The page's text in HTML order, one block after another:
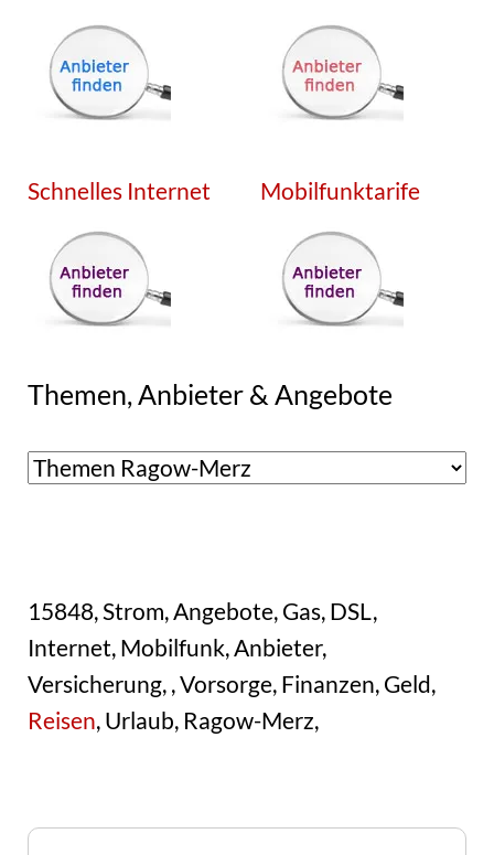
Schnelles Internet Mobilfunktarife
Themen, Anbieter & Angebote
15848, Strom, Angebote, Gas, DSL,
Internet, Mobilfunk, Anbieter,
Versicherung, , Vorsorge, Finanzen, Geld,
Reisen, Urlaub, Ragow-Merz,